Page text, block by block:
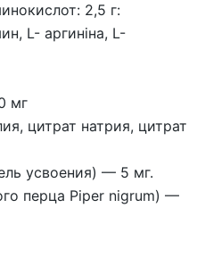
2,5 г:
L- аргиніна, L-
мг
цитрат натрия, цитрат
усвоения) — 5 мг.
перца Piper nigrum) —